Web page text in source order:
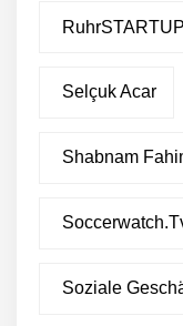
Selçuk Acar
Shabnam
Soziale